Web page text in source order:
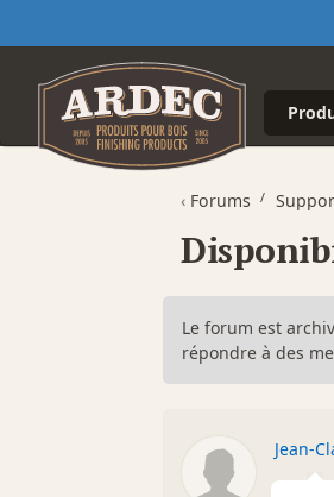
‹ Forums
Le forum est
répondre à des
Jean-